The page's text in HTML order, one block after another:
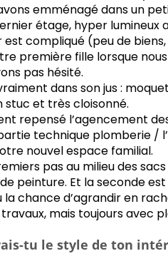
emménagé dans un
étage, hyper lumineux
est compliqué (peu de
première fille lorsque
pas hésité.
dans son jus :
stuc et très cloisonné.
repensé l’agencement
technique plomberie /
nouvel espace familial.
pas au milieu des
peinture. Et la seconde
la chance d’agrandir en
mais toujours avec
tu le style de ton